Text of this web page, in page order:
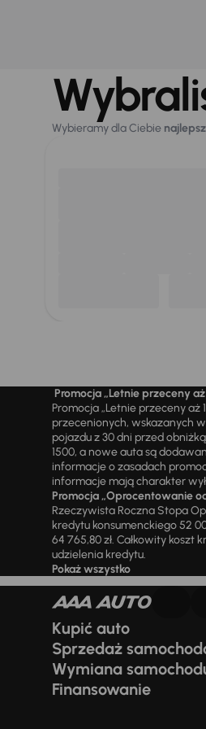
Wybieramy dla Ciebie
Promocja „Letnie przeceny
Promocja „Letnie przeceny
przecenionych, wskazanych
pojazdu z 30 dni przed
1500, a nowe auta są
informacje o zasadach
informacje mają charakter
Promocja „Oprocentowanie
Rzeczywista Roczna Stopa
kredytu konsumenckiego 52
64 765,80 zł. Całkowity koszt
udzielenia kredytu.
Pokaż wszystko
Kupić auto
Sprzedaż
Wymiana
Finansowanie